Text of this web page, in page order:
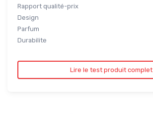
Rapport qualité-prix
Design
Parfum
Durabilite
Lire le test produit complet